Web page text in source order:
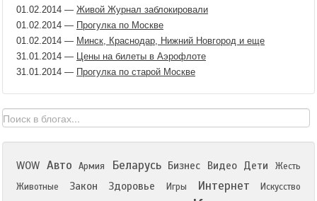
01.02.2014 — Живой Журнал заблокировали
01.02.2014 — Прогулка по Москве
01.02.2014 — Минск, Краснодар, Нижний Новгород и еще
31.01.2014 — Цены на билеты в Аэрофлоте
31.01.2014 — Прогулка по старой Москве
WOW Авто Армия Беларусь Бизнес Видео Дети
Жесть
Животные
Закон Здоровье Игры Интернет Искусство